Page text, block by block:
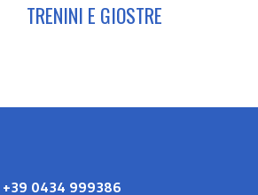
TRENINI E GIOSTRE
+39 0434 999386